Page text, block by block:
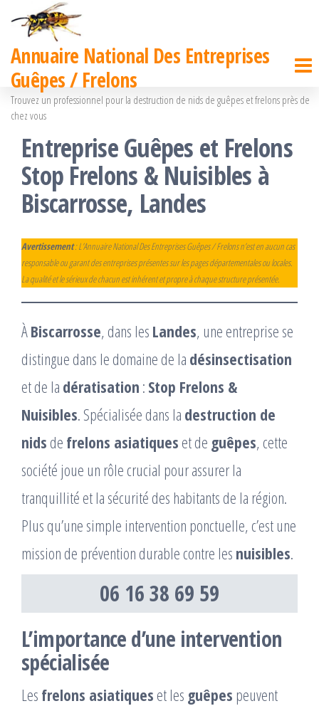
Passer
contenu
Annuaire National Des Entreprises
Guêpes / Frelons
Trouvez un professionnel pour la destruction de nids de guêpes et frelons près de
chez vous
Entreprise Guêpes et Frelons
Stop Frelons & Nuisibles à
Biscarrosse, Landes
Avertissement: L’Annuaire National Des Entreprises Guêpes / Frelons n’est en aucun cas
responsable ou garant des entreprises présentes sur les pages départementales ou locales.
La qualité et le sérieux de chacun est inhérent et propre à chaque structure présentée.
ÀBiscarrosse, dans les Landes, une entreprise se
distingue dans le domaine de la désinsectisation
et de la dératisation : Stop Frelons &
Nuisibles. Spécialisée dans la destruction de
nids de frelons asiatiques et de guêpes, cette
société joue un rôle crucial pour assurer la
tranquillité et la sécurité des habitants de la région.
Plus qu’une simple intervention ponctuelle, c’est une
mission de prévention durable contre les nuisibles.
06 16 38 69 59
L’importance d’une intervention
spécialisée
Les frelons asiatiques et les guêpes peuvent